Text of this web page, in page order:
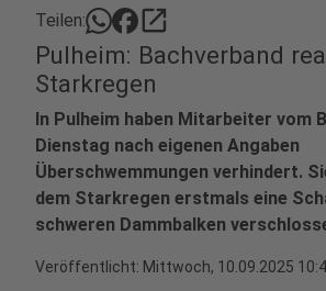
Teilen: open_in_new
Pulheim: Bachverband
Starkregen
In Pulheim haben Mitarbeiter vom
Dienstag nach eigenen Angaben
Überschwemmungen verhindert.
dem Starkregen erstmals eine
schweren Dammbalken
Veröffentlicht: Mittwoch, 10.09.2025